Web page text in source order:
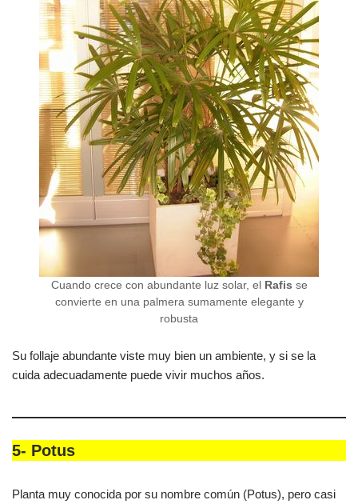
Cuando crece con abundante luz solar, el Rafis se
convierte en una palmera sumamente elegante y
robusta
Su follaje abundante viste muy bien un ambiente, y si se la
cuida adecuadamente puede vivir muchos años.
5- Potus
Planta muy conocida por su nombre común (Potus), pero casi